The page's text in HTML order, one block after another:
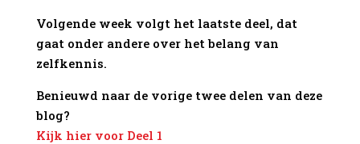
Volgende week volgt het laatste deel, dat
gaat onder andere over het belang van
zelfkennis.
Benieuwd naar de vorige twee delen van deze
blog?
Kijk hier voor Deel 1